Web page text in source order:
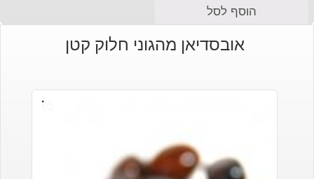
המקורי
הנוכחי
הוסף לסל
אובסדיאן מהגוני חלוק קטן